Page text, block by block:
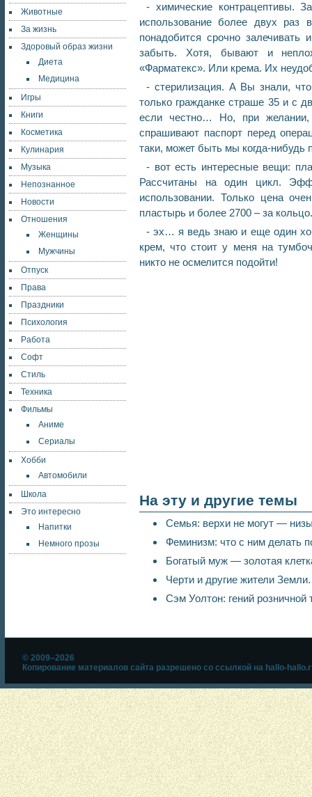
Животные
За жизнь
Здоровый образ жизни
Диета
Медицина
Игры
Книги
Косметика
Кулинария
Музыка
Непознанное
Новости
Отношения
Женщины
Мужчины
Отпуск
Права
Праздники
Психология
Работа
Софт
Стиль
Техника
Фильмы
Аниме
Сериалы
Хобби
Автомобили
Школа
Это интересно
Напитки
Немного прозы
- химические контрацептивы.
использование более двух раз
понадобится срочно залечивать
забыть. Хотя, бывают и
«Фарматекс». Или крема. Их
- стерилизация. А Вы знали,
только гражданке страше 35 и с
если честно… Но, при
спрашивают паспорт перед
таки, может быть мы когда-нибудь
- вот есть интересные вещи:
Рассчитаны на один цикл.
использовании. Только цена
пластырь и более 2700 – за кольцо.
- эх… я ведь знаю и еще один
крем, что стоит у меня на
никто не осмелится подойти!
На эту и другие темы
Семья: верхи не могут —
Феминизм: что с ним делать
Богатый муж — золотая
Черти и другие жители
Сэм Уолтон: гений розничной
© 2009–2026
Копирование материалов сайта разрешено со ссылкой на hallo-